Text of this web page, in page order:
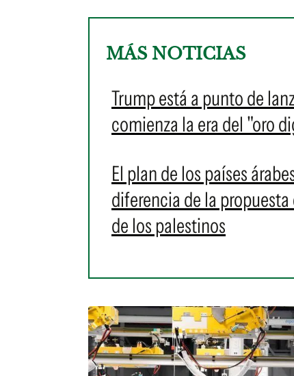
MÁS NOTICIAS
Trump está a punto de
comienza la era del "oro
El plan de los países
diferencia de la
de los palestinos